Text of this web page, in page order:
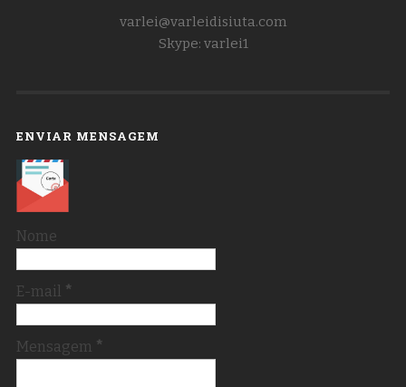
varlei@varleidisiuta.com
Skype: varlei1
ENVIAR MENSAGEM
Nome
E-mail *
Mensagem *